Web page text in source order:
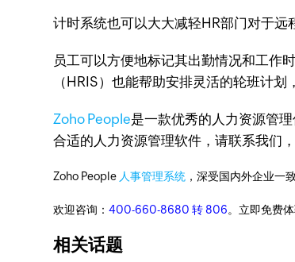
计时系统也可以大大减轻HR部门对于远
员工可以方便地标记其出勤情况和工作
（HRIS）也能帮助安排灵活的轮班计
Zoho People是一款优秀的人力资源管
合适的人力资源管理软件，请联系我们
Zoho People 人事管理系统 ，深受国内外企业一
欢迎咨询：400-660-8680 转 806。立即免费
相关话题